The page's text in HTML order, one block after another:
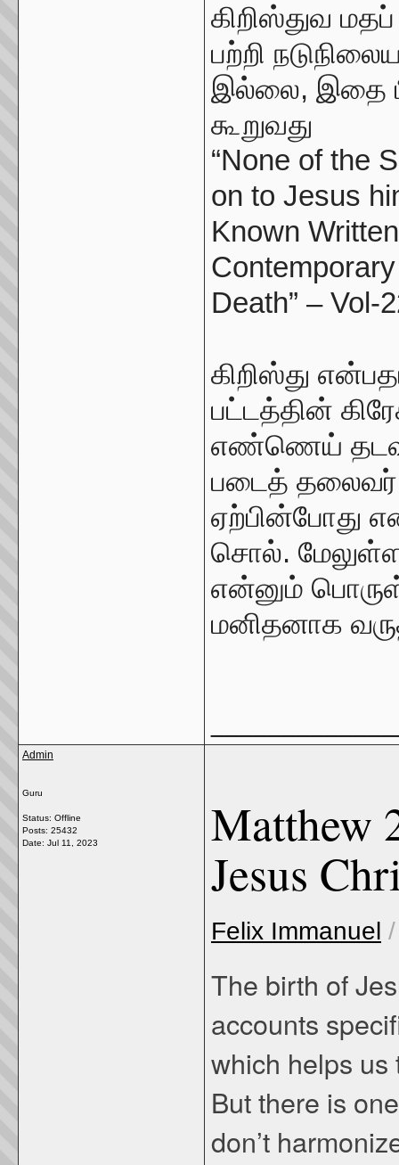
கிறிஸ்துவ
பற்றி
இல்லை, இதை
கூறுவது
“None of the
on to Jesus
Known
Death” –
கிறிஸ்து
பட்டத்தின்
எண்ணெய்
படைத்
ஏற்பின்போது
சொல். மேலுள்ள
என்னும்
மனிதனாக
Admin
Guru
Status: Offline
Posts: 25432
Date: Jul 11, 2023
Matthew
Jesus
Felix Immanuel
The birth of
accounts
which helps us
But there is
don’t